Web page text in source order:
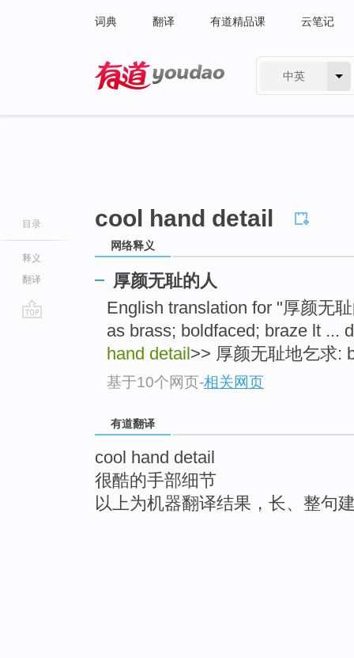
词典 翻译 有道精品课 云笔记
中英
目录
释义
翻译
cool hand detail
网络释义
厚颜无耻的人
English translation for "厚颜无
as brass; boldfaced; braze lt ...
hand detail >> 厚颜无耻地乞求:
基于10个网页-相关网页
有道翻译
cool hand detail
很酷的手部细节
以上为机器翻译结果，长、整句